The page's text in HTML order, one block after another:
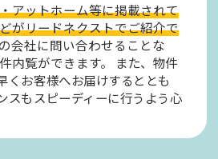
アットホーム等に掲載されて
がリードネクストでご紹介で
会社に問い合わせることな
内覧ができます。
また、物件
くお客様へお届けするととも
スもスピーディーに行うよう心